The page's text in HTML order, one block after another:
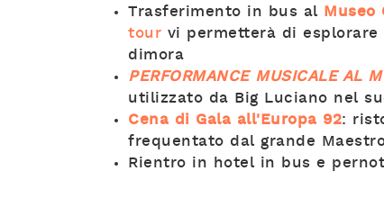
Trasferimento in bus al Museo
tour vi permetterà di
dimora
PERFORMANCE MUSICALE AL
utilizzato da Big Luciano nel
Cena di Gala all'Europa 92:
frequentato dal grande
Rientro in hotel in bus e